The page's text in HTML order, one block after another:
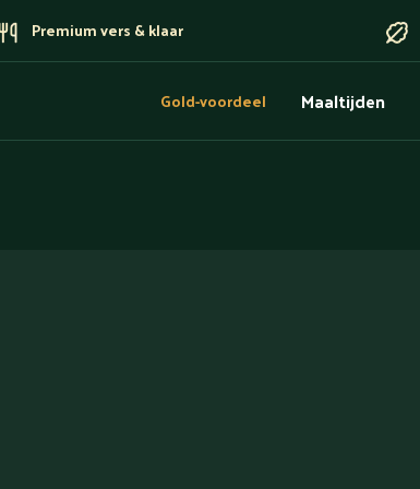
Premium vers & klaar
Gold-voordeel Maaltijden